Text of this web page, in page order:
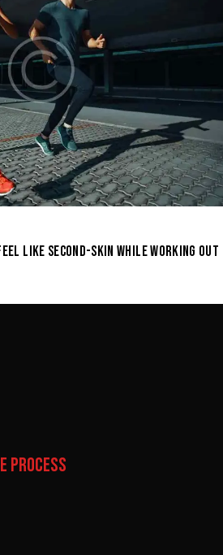
LIKE SECOND-SKIN WHILE WORKING OUT
PROCESS